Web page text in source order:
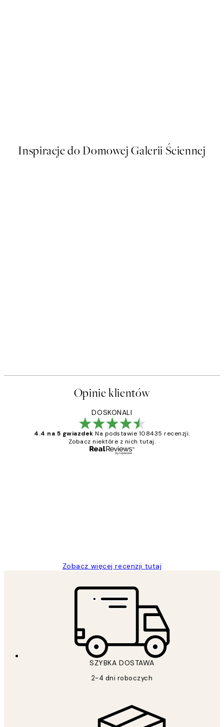
Inspiracje do Domowej Galerii Ściennej
Opinie klientów
DOSKONALI
4.4 na 5 gwiazdek Na podstawie 108435 recenzji.
Zobacz niektóre z nich tutaj.
Zobacz więcej recenzji tutaj
SZYBKA DOSTAWA
2-4 dni roboczych